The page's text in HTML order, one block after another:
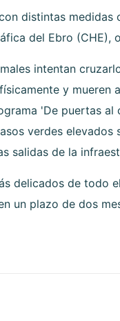
distintas
del Ebro
intentan
y mueren
'De puertas
verdes
salidas de la
delicados de todo
un plazo de dos